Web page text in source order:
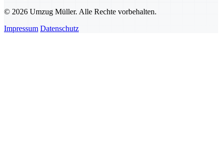
© 2026 Umzug Müller. Alle Rechte vorbehalten.
Impressum Datenschutz